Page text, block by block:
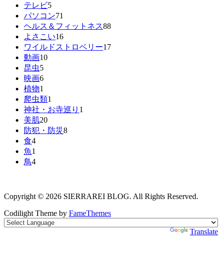
テレビ5
パソコン71
ヘルス＆フィットネス88
よさこい16
ワイルドストロベリー17
動画10
昆虫5
映画6
植物1
爬虫類1
神社・お寺巡り 1
美肌20
防犯・防災8
食4
魚1
鳥4
Copyright © 2026 SIERRAREI BLOG. All Rights Reserved.
Codilight Theme by FameThemes
Translate